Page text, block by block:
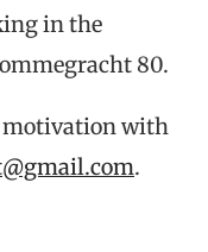
in the
80.
motivation with
.